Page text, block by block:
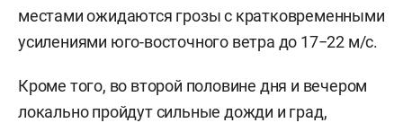
местами ожидаются грозы с кратковременными
усилениями юго-восточного ветра до 17−22 м/с.
Кроме того, во второй половине дня и вечером
локально пройдут сильные дожди и град,